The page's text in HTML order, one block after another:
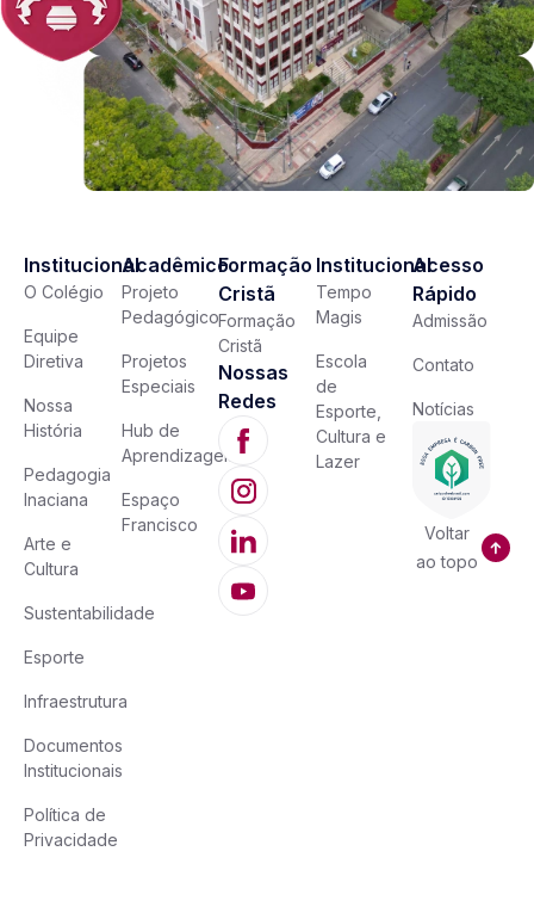
Institucional
O Colégio
Equipe
Diretiva
Nossa
História
Pedagogia
Inaciana
Arte e
Cultura
Sustentabilidade
Esporte
Infraestrutura
Documentos
Institucionais
Política de
Privacidade
Acadêmico
Projeto
Pedagógico
Projetos
Especiais
Hub de
Aprendizagem
Espaço
Francisco
Formação
Cristã
Formação
Cristã
Nossas
Redes
Institucional
Tempo
Magis
Escola
de
Esporte,
Cultura e
Lazer
Acesso
Rápido
Admissão
Contato
Notícias
Voltar
ao topo